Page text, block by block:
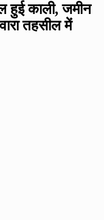
हुई काली, जमीन
तहसील में